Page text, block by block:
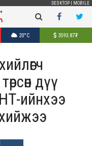
DESKTOP MOBILE
20°C 3593.87₮
дүү
ийнхээ